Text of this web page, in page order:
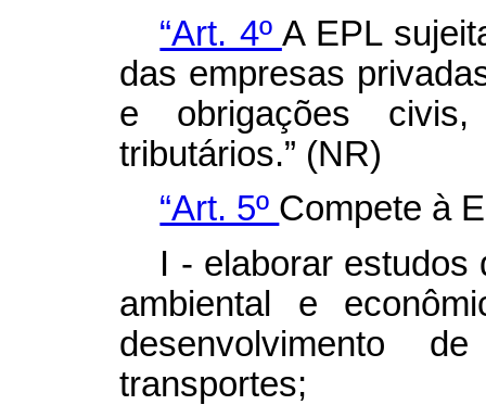
“Art. 4º A EPL
das empresas
e obrigações
tributários.” (NR)
“Art. 5º Compete à
I - elaborar estudos
ambiental e
desenvolvimento
transportes;